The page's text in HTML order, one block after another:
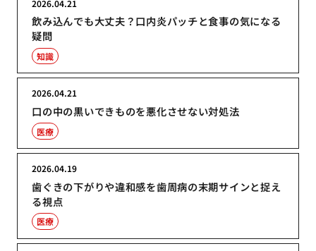
飲み込んでも大丈夫？口内炎パッチと食事の気になる
疑問
2026.04.21
知識
口の中の黒いできものを悪化させない対処法
2026.04.21
医療
歯ぐきの下がりや違和感を歯周病の末期サインと捉え
る視点
2026.04.19
医療